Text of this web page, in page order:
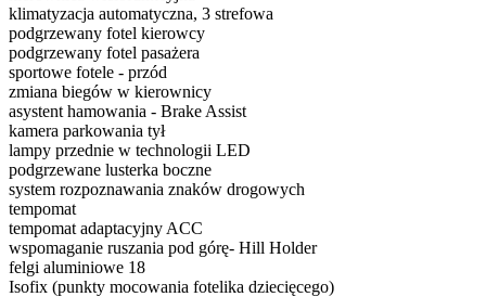
klimatyzacja automatyczna, 3 strefowa
podgrzewany fotel kierowcy
podgrzewany fotel pasażera
sportowe fotele - przód
zmiana biegów w kierownicy
asystent hamowania - Brake Assist
kamera parkowania tył
lampy przednie w technologii LED
podgrzewane lusterka boczne
system rozpoznawania znaków drogowych
tempomat
tempomat adaptacyjny ACC
wspomaganie ruszania pod górę- Hill Holder
felgi aluminiowe 18
Isofix (punkty mocowania fotelika dziecięcego)